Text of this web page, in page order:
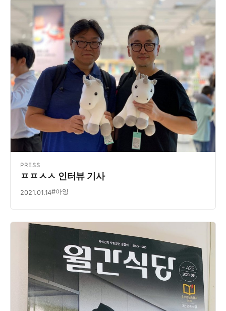
PRESS
ㅍㅍㅅㅅ 인터뷰 기사
2021.01.14#아잉